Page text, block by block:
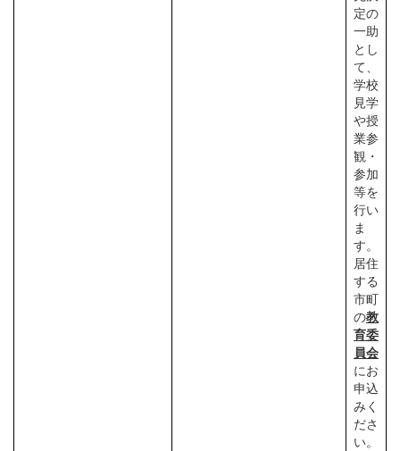
定の
一助
とし
て、
学校
見学
や授
業参
観・
参加
等を
行い
ま
す。
居住
する
市町
の教
育委
員会
にお
申込
みく
ださ
い。